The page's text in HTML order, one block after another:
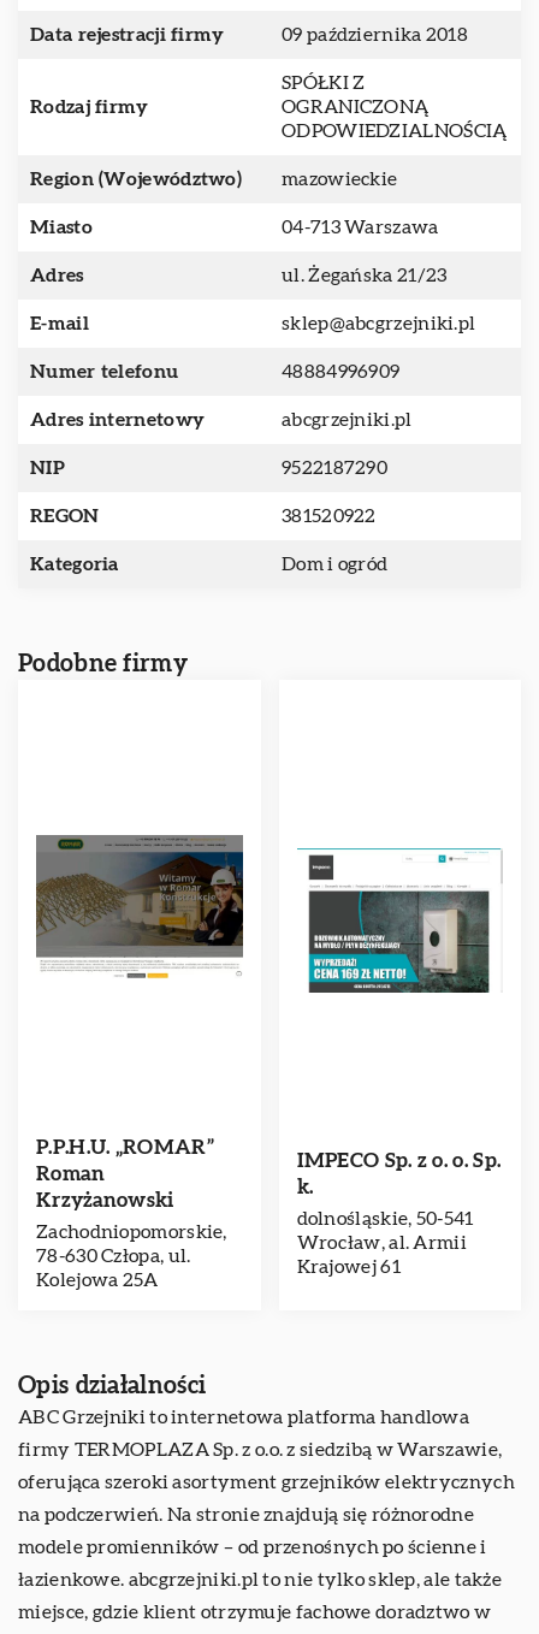
Data rejestracji firmy 09 października 2018
Rodzaj firmy
SPÓŁKI Z
OGRANICZONĄ
ODPOWIEDZIALNOŚCIĄ
Region (Województwo) mazowieckie
Miasto 04-713 Warszawa
Adres ul. Żegańska 21/23
E-mail sklep@abcgrzejniki.pl
Numer telefonu 48884996909
Adres internetowy abcgrzejniki.pl
NIP 9522187290
REGON 381520922
Kategoria Dom i ogród
Podobne firmy
P.P.H.U. „ROMAR”
Roman
Krzyżanowski
Zachodniopomorskie,
78-630 Człopa, ul.
Kolejowa 25A
IMPECO Sp. z o. o. Sp.
k.
dolnośląskie, 50-541
Wrocław, al. Armii
Krajowej 61
Opis działalności
ABC Grzejniki to internetowa platforma handlowa
firmy TERMOPLAZA Sp. z o.o. z siedzibą w Warszawie,
oferująca szeroki asortyment grzejników elektrycznych
na podczerwień. Na stronie znajdują się różnorodne
modele promienników – od przenośnych po ścienne i
łazienkowe. abcgrzejniki.pl to nie tylko sklep, ale także
miejsce, gdzie klient otrzymuje fachowe doradztwo w